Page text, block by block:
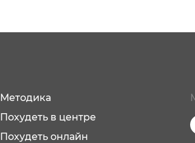
Методика
Похудеть в центре
Похудеть онлайн